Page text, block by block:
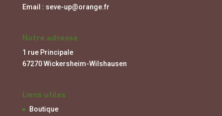
Email : seve-up@orange.fr
Notre adresse
1 rue Principale
67270 Wickersheim-Wilshausen
Liens utiles
Boutique